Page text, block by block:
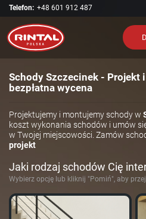
Telefon: +48 601 912 487
Schody Szczecinek - Projekt
bezpłatna wycena
Projektujemy i montujemy schody w
koszt wykonania schodów i umów
w Twojej miejscowości. Zamów
projekt
Jaki rodzaj schodów Cię
Wybierz opcję lub kliknij "Pomiń", aby